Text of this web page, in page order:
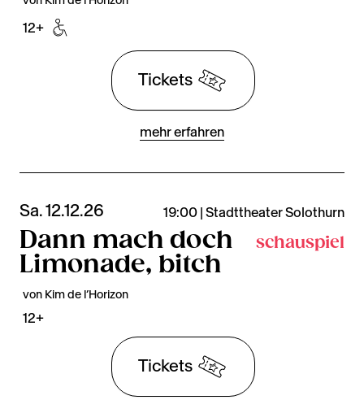
12+
Tickets
mehr erfahren
Sa. 12.12.26 19:00 | Stadttheater Solothurn
Dann mach doch
Limonade, bitch
schauspiel
von Kim de l’Horizon
12+
Tickets